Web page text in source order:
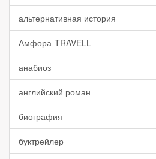
альтернативная история
Амфора-TRAVELL
анабиоз
английский роман
биография
буктрейлер